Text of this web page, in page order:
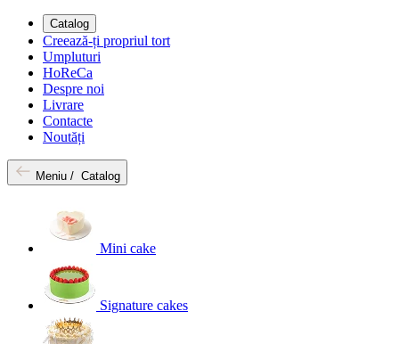
Catalog
Creează-ți propriul tort
Umpluturi
HoReCa
Despre noi
Livrare
Contacte
Noutăți
Meniu / Catalog
Mini cake
Signature cakes